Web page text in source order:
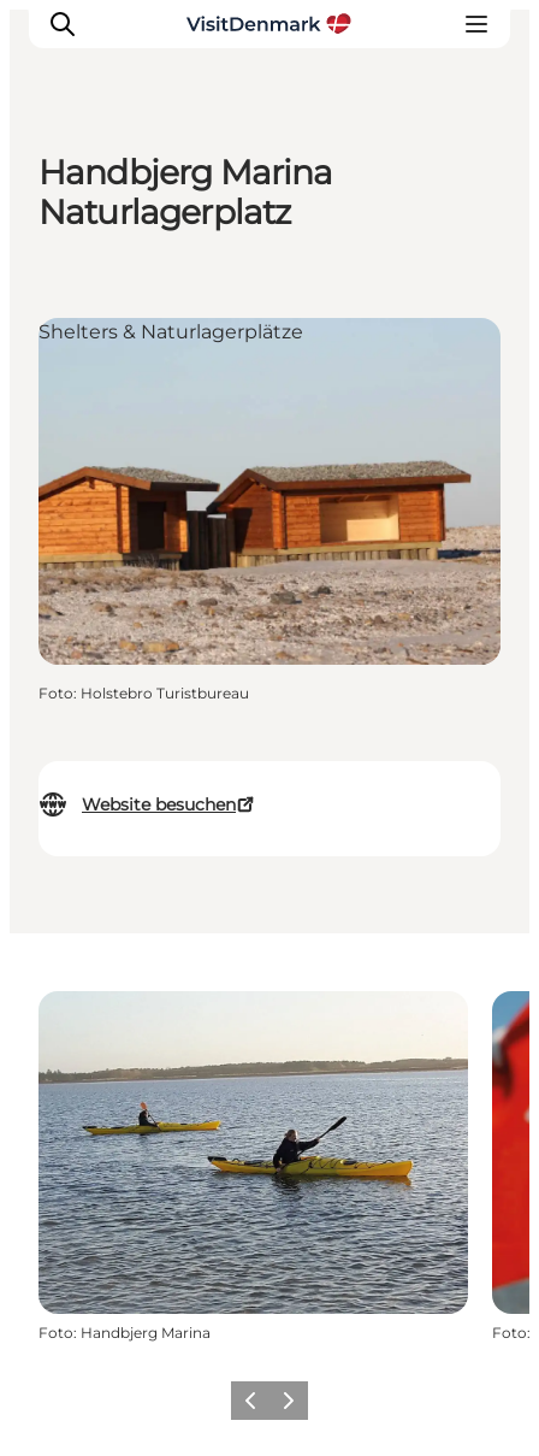
Inspiration
Regionen
Reiseplanung
Handbjerg Marina
Naturlagerplatz
Website besuchen
Shelters & Naturlagerplätze
Foto: Holstebro Turistbureau
Foto: Handbjerg Marina Foto:
ZurückWeiter